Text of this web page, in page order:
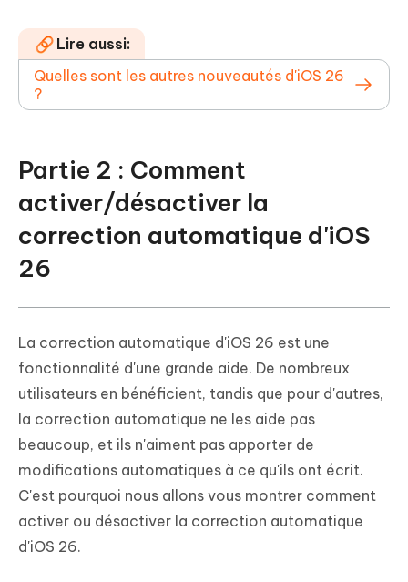
Lire aussi:
Quelles sont les autres nouveautés d'iOS 26
?
Partie 2 : Comment
activer/désactiver la
correction automatique d'iOS
26
La correction automatique d'iOS 26 est une
fonctionnalité d'une grande aide. De nombreux
utilisateurs en bénéficient, tandis que pour d'autres,
la correction automatique ne les aide pas
beaucoup, et ils n'aiment pas apporter de
modifications automatiques à ce qu'ils ont écrit.
C'est pourquoi nous allons vous montrer comment
activer ou désactiver la correction automatique
d'iOS 26.